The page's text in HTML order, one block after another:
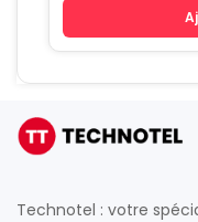
Technotel : votre